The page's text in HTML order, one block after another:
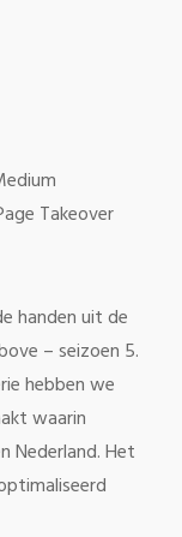
Takeover
handen uit de
– seizoen 5.
hebben we
waarin
Nederland. Het